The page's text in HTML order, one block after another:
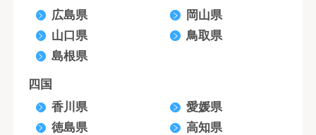
広島県
岡山県
山口県
鳥取県
島根県
四国
香川県
愛媛県
徳島県
高知県